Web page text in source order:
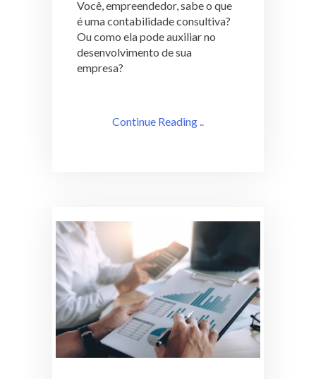
Você, empreendedor, sabe o que
é uma contabilidade consultiva?
Ou como ela pode auxiliar no
desenvolvimento de sua
empresa?
Continue Reading ..